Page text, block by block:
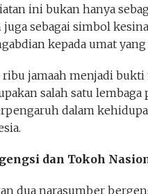
ini bukan hanya
juga sebagai simbol
kepada umat
jamaah menjadi
salah satu lembaga
dalam
dan Tokoh
dua narasumber